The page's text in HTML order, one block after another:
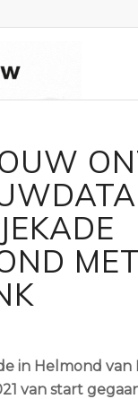
MET
in Helmond van
van start